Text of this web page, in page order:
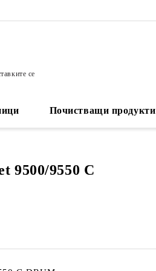
се
Почистващи продукти
9500/9550 C